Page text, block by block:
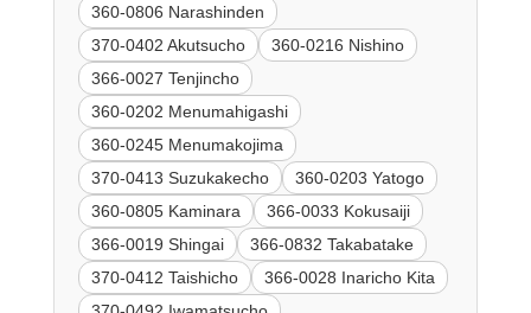
360-0806 Narashinden
370-0402 Akutsucho
360-0216 Nishino
366-0027 Tenjincho
360-0202 Menumahigashi
360-0245 Menumakojima
370-0413 Suzukakecho
360-0203 Yatogo
360-0805 Kaminara
366-0033 Kokusaiji
366-0019 Shingai
366-0832 Takabatake
370-0412 Taishicho
366-0028 Inaricho Kita